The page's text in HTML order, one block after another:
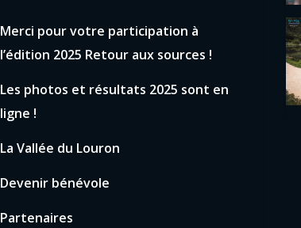
Merci pour votre participation à
l’édition 2025 Retour aux sources !
Les photos et résultats 2025 sont en
ligne !
La Vallée du Louron
Devenir bénévole
Partenaires